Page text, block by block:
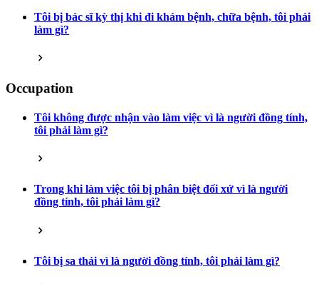
Tôi bị bác sĩ kỳ thị khi đi khám bệnh, chữa bệnh, tôi phải
làm gì?
Occupation
Tôi không được nhận vào làm việc vì là người đồng tính,
tôi phải làm gì?
Trong khi làm việc tôi bị phân biệt đối xử vì là người
đồng tính, tôi phải làm gì?
Tôi bị sa thải vì là người đồng tính, tôi phải làm gì?